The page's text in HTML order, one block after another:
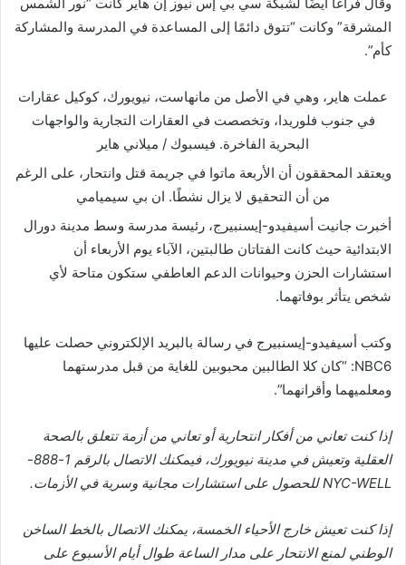
المشرقة” وكانت “تتوق دائمًا إلى المساعدة في المدرسة والمشاركة
كأم”.
عملت هاير، وهي في الأصل من مانهاست، نيويورك، كوكيل عقارات
في جنوب فلوريدا، وتخصصت في العقارات التجارية والواجهات
البحرية الفاخرة. فيسبوك / ميلاني هاير
ويعتقد المحققون أن الأربعة ماتوا في جريمة قتل وانتحار، على الرغم
من أن التحقيق لا يزال نشطًا. ان بي سيميامي
أخبرت جانيت أسيفيدو-إيسنبيرج، رئيسة مدرسة وسط مدينة دورال
الابتدائية حيث كانت الفتاتان طالبتين، الآباء يوم الأربعاء أن
استشارات الحزن وحيوانات الدعم العاطفي ستكون متاحة لأي
شخص يتأثر بوفاتهما.
وكتب أسيفيدو-إيسنبيرج في رسالة بالبريد الإلكتروني حصلت عليها
NBC6: “كان كلا الطالبين محبوبين للغاية من قبل مدرستهما
ومعلميهما وأقرانهما”.
إذا كنت تعاني من أفكار انتحارية أو تعاني من أزمة تتعلق بالصحة
العقلية وتعيش في مدينة نيويورك، فيمكنك الاتصال بالرقم 1-888-
NYC-WELL للحصول على استشارات مجانية وسرية في الأزمات.
إذا كنت تعيش خارج الأحياء الخمسة، يمكنك الاتصال بالخط الساخن
الوطني لمنع الانتحار على مدار الساعة طوال أيام الأسبوع على